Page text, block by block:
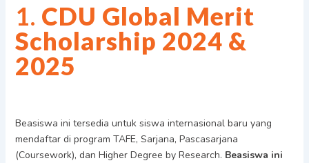
1. CDU Global Merit
Scholarship 2024 &
2025
Beasiswa ini tersedia untuk siswa internasional baru yang
mendaftar di program TAFE, Sarjana, Pascasarjana
(Coursework), dan Higher Degree by Research. Beasiswa ini